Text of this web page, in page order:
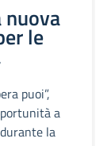
nuova
le
puoi”,
a
la